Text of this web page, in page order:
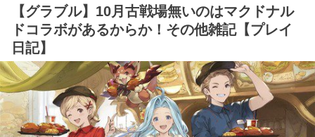
【グラブル】10月古戦場無いのはマクドナル
ドコラボがあるからか！その他雑記【プレイ
日記】